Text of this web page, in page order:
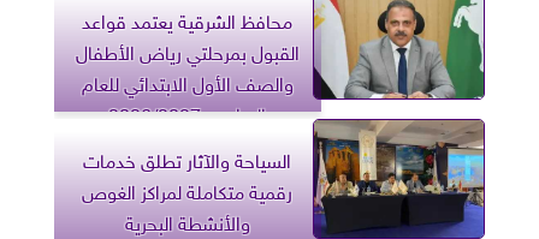
محافظ الشرقية يعتمد قواعد
القبول بمرحلتي رياض الأطفال
والصف الأول الابتدائي للعام
الدراسي 2026/2027
السياحة والآثار تطلق خدمات
رقمية متكاملة لمراكز الغوص
والأنشطة البحرية